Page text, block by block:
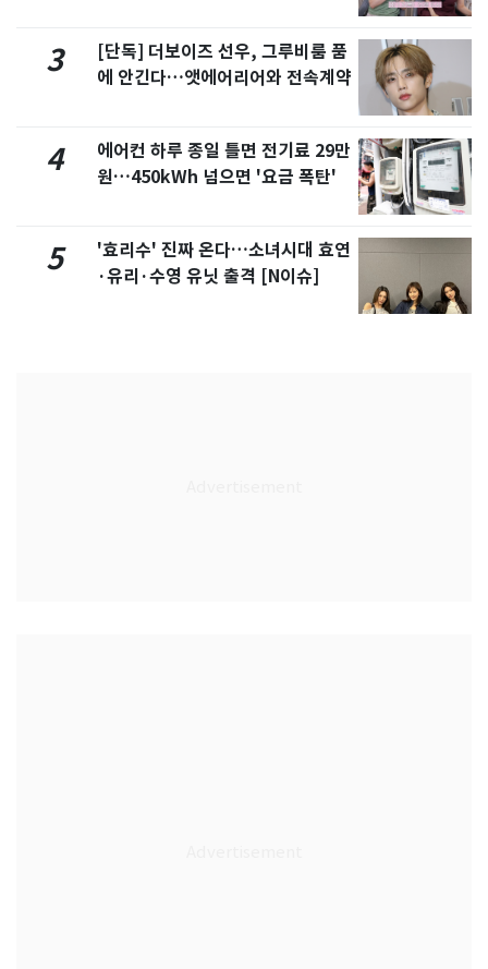
3
[단독] 더보이즈 선우, 그루비룸 품
에 안긴다…앳에어리어와 전속계약
4
에어컨 하루 종일 틀면 전기료 29만
원…450kWh 넘으면 '요금 폭탄'
5
'효리수' 진짜 온다…소녀시대 효연
·유리·수영 유닛 출격 [N이슈]